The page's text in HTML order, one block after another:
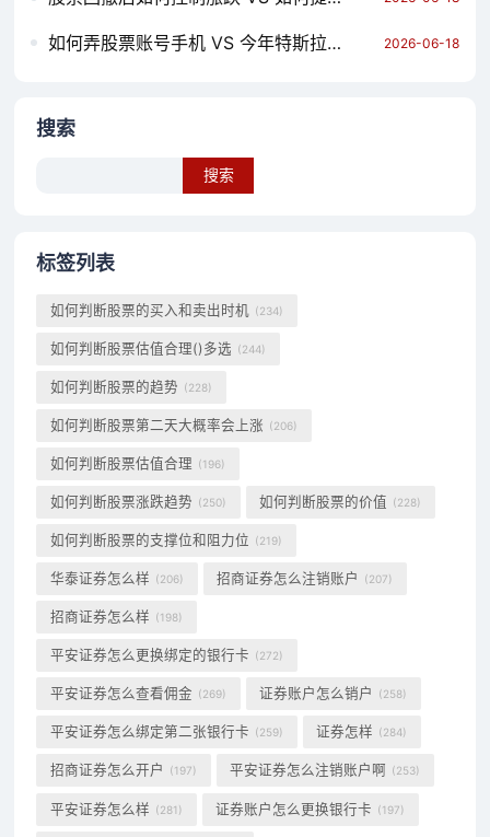
如何弄股票账号手机 VS 今年特斯拉股票如何涨停 哪个对你更有用？ 2026-06-18
搜索
标签列表
如何判断股票的买入和卖出时机 (234)
如何判断股票估值合理()多选 (244)
如何判断股票的趋势 (228)
如何判断股票第二天大概率会上涨 (206)
如何判断股票估值合理 (196)
如何判断股票涨跌趋势 (250) 如何判断股票的价值 (228)
如何判断股票的支撑位和阻力位 (219)
华泰证券怎么样 (206) 招商证券怎么注销账户 (207)
招商证券怎么样 (198)
平安证券怎么更换绑定的银行卡 (272)
平安证券怎么查看佣金 (269) 证券账户怎么销户 (258)
平安证券怎么绑定第二张银行卡 (259) 证券怎样 (284)
招商证券怎么开户 (197) 平安证券怎么注销账户啊 (253)
平安证券怎么样 (281) 证券账户怎么更换银行卡 (197)